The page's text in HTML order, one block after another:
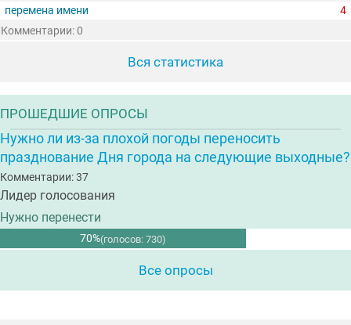
перемена имени
4
Комментарии: 0
Вся статистика
ПРОШЕДШИЕ ОПРОСЫ
Нужно ли из-за плохой погоды переносить
празднование Дня города на следующие выходные?
Комментарии: 37
Лидер голосования
Нужно перенести
70%(голосов: 730)
Все опросы